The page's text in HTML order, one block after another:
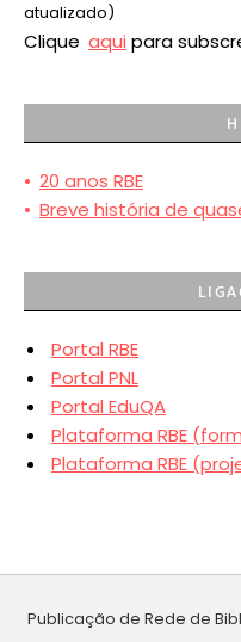
atualizado)
Clique aqui para
• 20 anos RBE
• Breve história de
Portal RBE
Portal PNL
Portal EduQA
Plataforma RBE
Plataforma RBE
Publicação de Rede de